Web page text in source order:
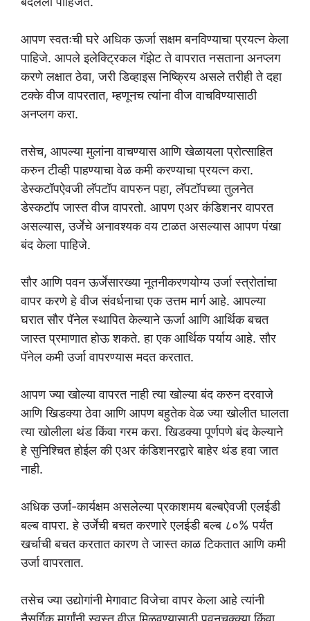
आपण स्वतःची घरे अधिक ऊर्जा सक्षम बनविण्याचा प्रयत्न केला
पाहिजे. आपले इलेक्ट्रिकल गॅझेट ते वापरात नसताना अनप्लग
करणे लक्षात ठेवा, जरी डिव्हाइस निष्क्रिय असले तरीही ते दहा
टक्के वीज वापरतात, म्हणूनच त्यांना वीज वाचविण्यासाठी
अनप्लग करा.
तसेच, आपल्या मुलांना वाचण्यास आणि खेळायला प्रोत्साहित
करुन टीव्ही पाहण्याचा वेळ कमी करण्याचा प्रयत्न करा.
डेस्कटॉपऐवजी लॅपटॉप वापरुन पहा, लॅपटॉपच्या तुलनेत
डेस्कटॉप जास्त वीज वापरतो. आपण एअर कंडिशनर वापरत
असल्यास, उर्जेचे अनावश्यक वय टाळत असल्यास आपण पंखा
बंद केला पाहिजे.
सौर आणि पवन ऊर्जेसारख्या नूतनीकरणयोग्य उर्जा स्त्रोतांचा
वापर करणे हे वीज संवर्धनाचा एक उत्तम मार्ग आहे. आपल्या
घरात सौर पॅनेल स्थापित केल्याने ऊर्जा आणि आर्थिक बचत
जास्त प्रमाणात होऊ शकते. हा एक आर्थिक पर्याय आहे. सौर
पॅनेल कमी उर्जा वापरण्यास मदत करतात.
आपण ज्या खोल्या वापरत नाही त्या खोल्या बंद करुन दरवाजे
आणि खिडक्या ठेवा आणि आपण बहुतेक वेळ ज्या खोलीत घालता
त्या खोलीला थंड किंवा गरम करा. खिडक्या पूर्णपणे बंद केल्याने
हे सुनिश्चित होईल की एअर कंडिशनरद्वारे बाहेर थंड हवा जात
नाही.
अधिक उर्जा-कार्यक्षम असलेल्या प्रकाशमय बल्बऐवजी एलईडी
बल्ब वापरा. हे उर्जेची बचत करणारे एलईडी बल्ब ८०% पर्यंत
खर्चाची बचत करतात कारण ते जास्त काळ टिकतात आणि कमी
उर्जा वापरतात.
तसेच ज्या उद्योगांनी मेगावाट विजेचा वापर केला आहे त्यांनी